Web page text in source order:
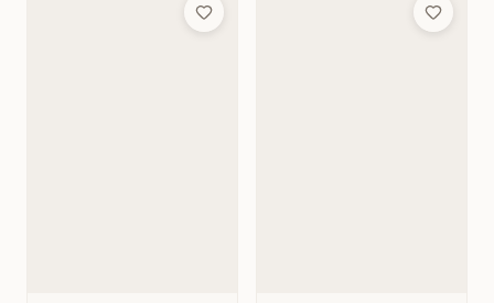
Add to Wish List Add to